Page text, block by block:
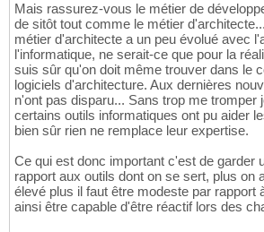
Mais rassurez-vous le métier de
de sitôt tout comme le métier
métier d'architecte a un peu évolué avec
l'informatique, ne serait-ce que pour la
suis sûr qu'on doit même trouver dans le
logiciels d'architecture. Aux dernières
n'ont pas disparu... Sans trop me tromper
certains outils informatiques ont pu aider
bien sûr rien ne remplace leur expertise.
Ce qui est donc important c'est de garder
rapport aux outils dont on se sert, plus on
élevé plus il faut être modeste par rapport
ainsi être capable d'être réactif lors des